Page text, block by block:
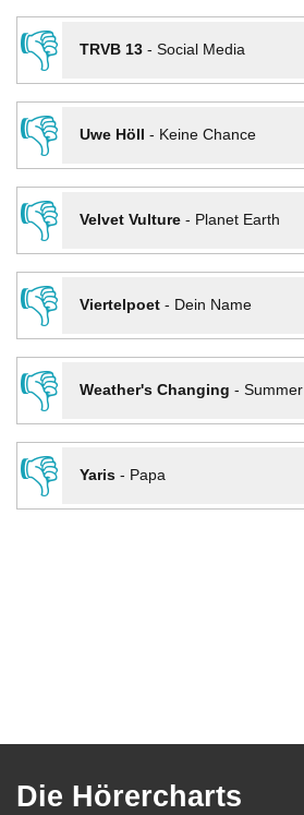
👎
TRVB 13- Social Media
👎
Uwe Höll - Keine Chance
👎
Velvet Vulture- Planet Earth
👎
Viertelpoet- Dein Name
👎
Weather's Changing - Summer
👎
Yaris- Papa
Die Hörercharts